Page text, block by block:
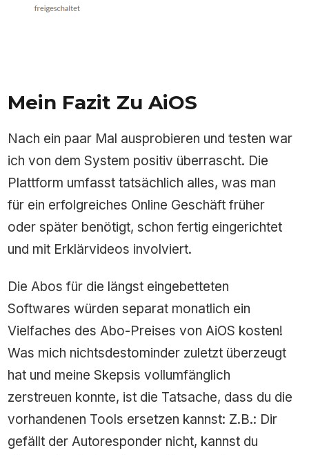
Mein Fazit Zu AiOS
Nach ein paar Mal ausprobieren und testen war
ich von dem System positiv überrascht. Die
Plattform umfasst tatsächlich alles, was man
für ein erfolgreiches Online Geschäft früher
oder später benötigt, schon fertig eingerichtet
und mit Erklärvideos involviert.
Die Abos für die längst eingebetteten
Softwares würden separat monatlich ein
Vielfaches des Abo-Preises von AiOS kosten!
Was mich nichtsdestominder zuletzt überzeugt
hat und meine Skepsis vollumfänglich
zerstreuen konnte, ist die Tatsache, dass du die
vorhandenen Tools ersetzen kannst: Z.B.: Dir
gefällt der Autoresponder nicht, kannst du